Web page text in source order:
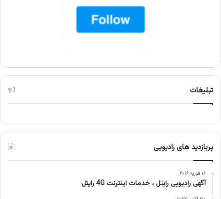
تبلیغات
پربازدید های رادیویی
۱۶ فوریه ۲۰۱۶
آگهی رادیویی رایتل ، خدمات اینترنت 4G رایتل